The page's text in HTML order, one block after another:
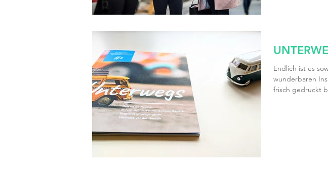
Endlich ist es
wunderbaren
frisch gedruckt